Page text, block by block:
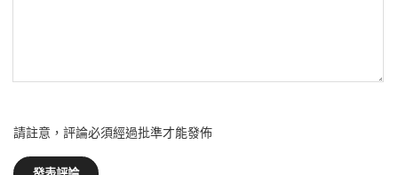
請註意，評論必須經過批準才能發佈